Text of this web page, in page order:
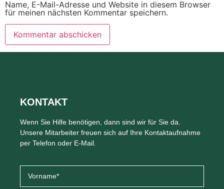
Name, E-Mail-Adresse und Website in diesem Browser
für meinen nächsten Kommentar speichern.
KONTAKT
Wenn Sie Hilfe benötigen, dann sind wir für Sie da.
Unsere Mitarbeiter freuen sich auf Ihre Kontaktaufnahme
per Telefon oder E-Mail.